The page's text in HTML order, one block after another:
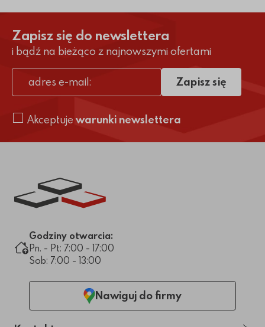
Zapisz się do newslettera
i bądź na bieżąco z najnowszymi ofertami
adres e-mail
Akceptuje warunki newslettera
Zapisz się
Link do strony głównej
Godziny otwarcia:
Pn. - Pt: 7:00 - 17:00
Sob: 7:00 - 13:00
Nawiguj do firmy